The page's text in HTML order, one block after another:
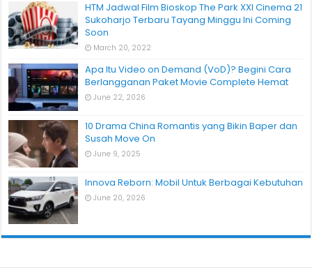
HTM Jadwal Film Bioskop The Park XXI Cinema 21
Sukoharjo Terbaru Tayang Minggu Ini Coming
Soon
March 20, 2022
Apa Itu Video on Demand (VoD)? Begini Cara
Berlangganan Paket Movie Complete Hemat
June 22, 2026
10 Drama China Romantis yang Bikin Baper dan
Susah Move On
June 9, 2025
Innova Reborn: Mobil Untuk Berbagai Kebutuhan
June 20, 2026